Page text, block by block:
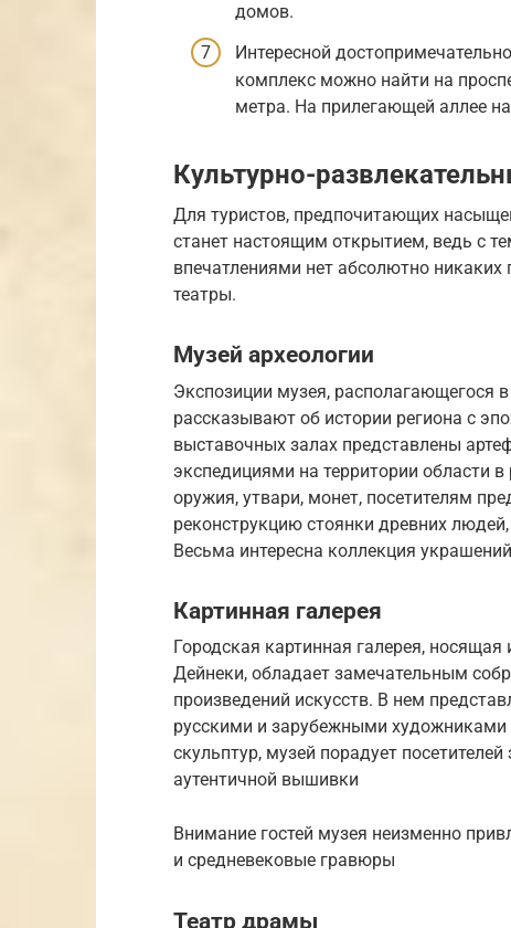
домов.
Интересной
комплекс можно найти на
метра. На прилегающей аллее
Культурно-
Для туристов, предпочитающих
станет настоящим открытием, ведь с
впечатлениями нет абсолютно
театры.
Музей археологии
Экспозиции музея, располагающегося
рассказывают об истории региона с
выставочных залах представлены
экспедициями на территории области
оружия, утвари, монет, посетителям
реконструкцию стоянки древних
Весьма интересна коллекция
Картинная галерея
Городская картинная галерея,
Дейнеки, обладает замечательным
произведений искусств. В нем
русскими и зарубежными художниками
скульптур, музей порадует
аутентичной вышивки
Внимание гостей музея неизменно
и средневековые гравюры
Театр драмы